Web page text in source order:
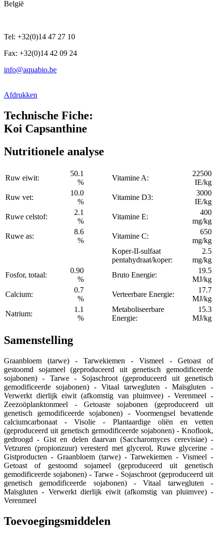
België
Tel: +32(0)14 47 27 10
Fax: +32(0)14 42 09 24
info@aquabio.be
Afdrukken
Technische Fiche:
Koi Capsanthine
Nutritionele analyse
Ruw eiwit:
50.1
%
Vitamine A:
22500
IE/kg
Ruw vet:
10.0
%
Vitamine D3:
3000
IE/kg
Ruwe celstof:
2.1
%
Vitamine E:
400
mg/kg
Ruwe as:
8.6
%
Vitamine C:
650
mg/kg
Koper-II-sulfaat
pentahydraat/koper:
2.5
mg/kg
Fosfor, totaal:
0.90
%
Bruto Energie:
19.5
MJ/kg
Calcium:
0.7
%
Verteerbare Energie:
17.7
MJ/kg
Natrium:
1.1
%
Metaboliseerbare
Energie:
15.3
MJ/kg
Samenstelling
Graanbloem (tarwe) - Tarwekiemen - Vismeel - Getoast of
gestoomd sojameel (geproduceerd uit genetisch gemodificeerde
sojabonen) - Tarwe - Sojaschroot (geproduceerd uit genetisch
gemodificeerde sojabonen) - Vitaal tarwegluten - Maïsgluten -
Verwerkt dierlijk eiwit (afkomstig van pluimvee) - Verenmeel -
Zeezoöplanktonmeel - Getoaste sojabonen (geproduceerd uit
genetisch gemodificeerde sojabonen) - Voormengsel bevattende
calciumcarbonaat - Visolie - Plantaardige oliën en vetten
(geproduceerd uit genetisch gemodificeerde sojabonen) - Knoflook,
gedroogd - Gist en delen daarvan (Saccharomyces cerevisiae) -
Vetzuren (propionzuur) veresterd met glycerol, Ruwe glycerine -
Gistproducten - Graanbloem (tarwe) - Tarwekiemen - Vismeel -
Getoast of gestoomd sojameel (geproduceerd uit genetisch
gemodificeerde sojabonen) - Tarwe - Sojaschroot (geproduceerd uit
genetisch gemodificeerde sojabonen) - Vitaal tarwegluten -
Maïsgluten - Verwerkt dierlijk eiwit (afkomstig van pluimvee) -
Verenmeel
Toevoegingsmiddelen